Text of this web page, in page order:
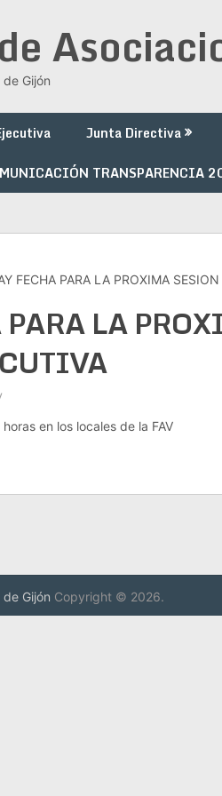
Gijón
Junta Directiva
TRANSPARENCIA
FECHA PARA LA PROXIMA
PARA LA
en los locales de la FAV
Gijón Copyright © 2026.